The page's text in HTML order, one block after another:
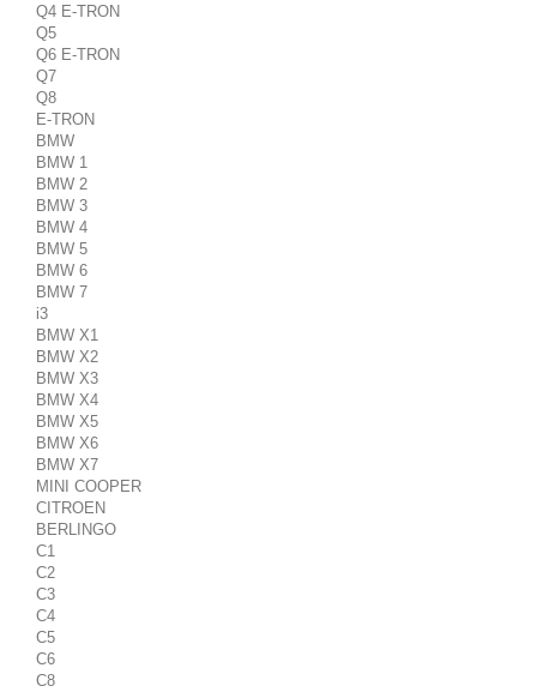
Q4 E-TRON
Q5
Q6 E-TRON
Q7
Q8
E-TRON
BMW
BMW 1
BMW 2
BMW 3
BMW 4
BMW 5
BMW 6
BMW 7
i3
BMW X1
BMW X2
BMW X3
BMW X4
BMW X5
BMW X6
BMW X7
MINI COOPER
CITROEN
BERLINGO
C1
C2
C3
C4
C5
C6
C8